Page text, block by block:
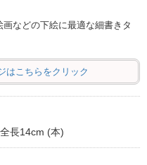
などの下絵に最適な細書きタ
はこちらをクリック
長14cm (本)